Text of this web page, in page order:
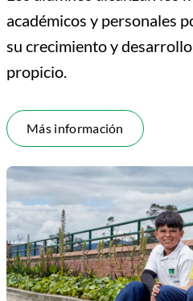
académicos y personales
su crecimiento y
propicio.
Más información